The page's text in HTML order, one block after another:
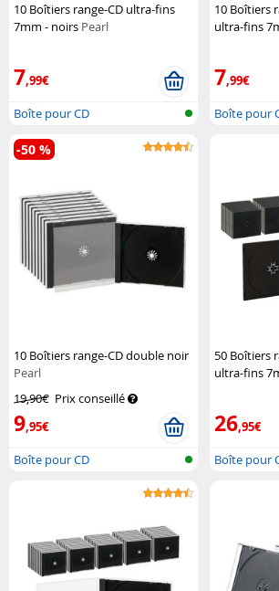
10 Boîtiers range-CD ultra-fins
7mm - noirs Pearl
7,99€
Boîte pour CD
10 Boîtiers
ultra-fins
7,99€
Boîte pour
10 Boîtiers range-CD double noir
Pearl
19,90€ Prix conseillé
9,95€
-50 %
Boîte pour CD
50 Boîtiers
ultra-fins
26,95€
Boîte pour